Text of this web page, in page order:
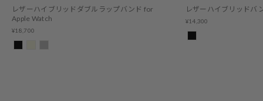
レザーハイブリッドダブルラップバンド for
Apple Watch
¥18,700
レザーハイブリッドバ
¥14,300